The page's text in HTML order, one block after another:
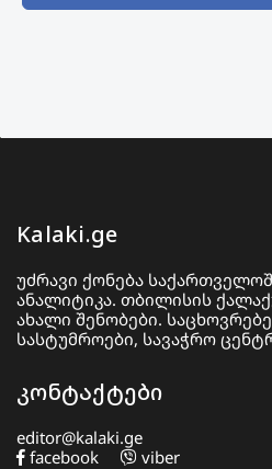
Kalaki.ge
უძრავი ქონება
ანალიტიკა. თბილისის
ახალი შენობები.
სასტუმროები, სავაჭრო
კონტაქტები
editor@kalaki.ge
facebook
viber